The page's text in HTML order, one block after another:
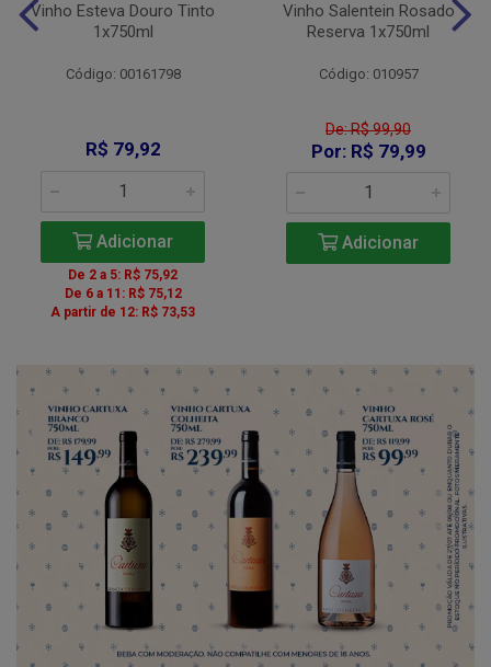
Vinho Esteva Douro Tinto
1x750ml
Código: 00161798
R$ 79,92
Adicionar
De 2 a 5: R$ 75,92
De 6 a 11: R$ 75,12
A partir de 12: R$ 73,53
Vinho Salentein Rosado
Reserva 1x750ml
Código: 010957
De: R$ 99,90
Por: R$ 79,99
Adicionar